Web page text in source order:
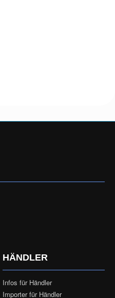
HÄNDLER
Infos für Händler
Importer für Händler